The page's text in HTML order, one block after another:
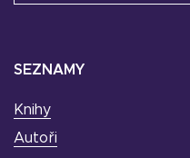
SEZNAMY
Knihy
Autoři